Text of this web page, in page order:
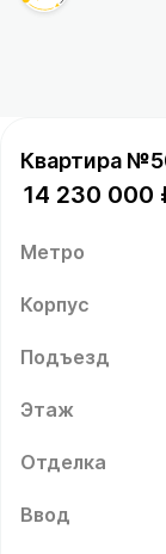
Квартира
14 230 000
Метро
Корпус
Подъезд
Этаж
Отделка
Ввод